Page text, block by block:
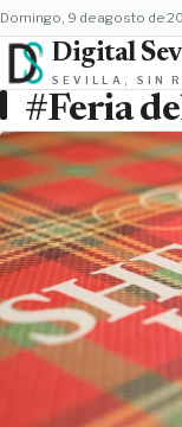
domingo, 9 de agosto de
Digital
SEVILLA, SIN
#Feria